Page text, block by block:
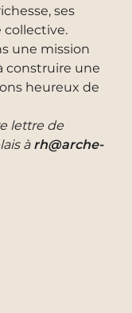
ses
collective.
une mission
construire une
heureux de
lettre de
àrh@arche-